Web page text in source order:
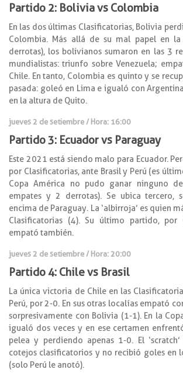
Partido 2: Bolivia vs Colombia
En las dos últimas Clasificatorias, Bolivia
Colombia. Más allá de su mal papel en
derrotas), los bolivianos sumaron en las 3
mundialistas: triunfo sobre Venezuela;
Chile. En tanto, Colombia es quinto y se
pasada: goleó en Lima e igualó con
en la altura de Quito.
jueves 2 de setiembre / Hora: 16:00
Partido 3: Ecuador vs Paraguay
Este 2021 está siendo malo para Ecuador.
por Clasificatorias, ante Brasil y Perú (es
Copa América no pudo ganar ninguno
empates y 2 derrotas). Se ubica tercero,
encima de Paraguay. La ‘albirroja’ es quien
Clasificatorias (4). Su último partido, por
empató también.
jueves 2 de setiembre / Hora: 20:00
Partido 4: Chile vs Brasil
La única victoria de Chile en las
Perú, por 2-0. En sus otras localías empató
sorpresivamente con Bolivia (1-1). En la
igualó dos veces y en ese certamen
pelea y perdiendo apenas 1-0. El
cotejos clasificatorios y no recibió goles en
(solo Perú le anotó).